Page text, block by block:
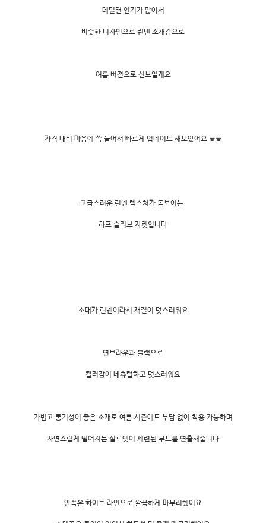
데밀턴 인기가 많아서
비슷한 디자인으로 린넨 소개감으로
여름 버젼으로 선보일게요
가격 대비 마음에 쏙 들어서 빠르게 업데이트 해보았어요 ㅎㅎ
고급스러운 린넨 텍스처가 돋보이는
하프 슬리브 자켓입니다
소대가 린넨이라서 재질이 멋스러워요
연브라운과 블랙으로
컬러감이 네츄럴하고 멋스러워요
가볍고 통기성이 좋은 소재로 여름 시즌에도 부담 없이 착용 가능하며
자연스럽게 떨어지는 실루엣이 세련된 무드를 연출해줍니다
안쪽은 화이트 라인으로 깔끔하게 마무리했어요